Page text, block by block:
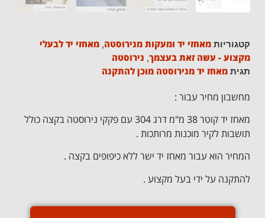
קטגוריות מאחזי יד ומעקות מנירוסטה, מאחזי יד לבעלי
מקצוע - עשה זאת בעצמך, נירוסטה
תגית מאחז יד מנירוסטה מוכן להתקנה
מחשבון מחיר עבור :
מאחז יד קוטר 38 מ"מ דרג 304 עם פקקי נירוסטה בקצה כולל
תושבות לקיר מוכנות מרותכות .
המחיר הוא עבור מאחז יד ישר ללא כיפופים בקצה .
להתקנה על ידי בעל מקצוע .